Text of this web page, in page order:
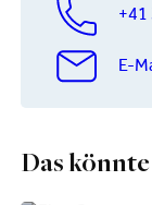
+41
E-
Das